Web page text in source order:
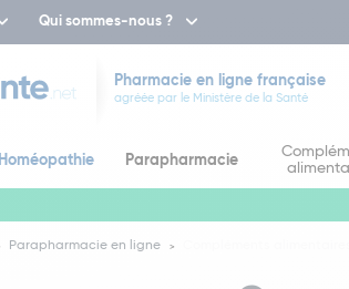
Qui sommes-nous ?
Pharmacie en ligne française
agréée par le Ministère de la Santé
Homéopathie Parapharmacie
Parapharmacie en ligne